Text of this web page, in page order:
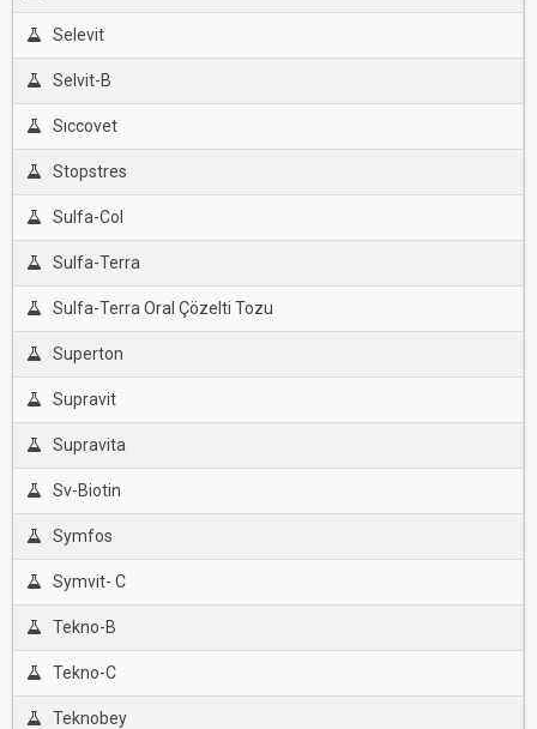
Selevit
Selvit-B
Sıccovet
Stopstres
Sulfa-Col
Sulfa-Terra
Sulfa-Terra Oral Çözelti Tozu
Superton
Supravit
Supravita
Sv-Biotin
Symfos
Symvit- C
Tekno-B
Tekno-C
Teknobey